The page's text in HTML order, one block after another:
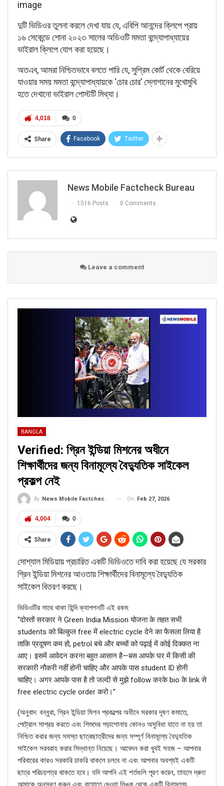
image
দুটি ভিডিওর তুলনা করলে দেখা যায় যে, এবিপি আনন্দের ক্লিপে প্রায়
১৬ সেকেন্ডে শোনা ২০২৩ সালের অডিওটি মমতা বন্দ্যোপাধ্যায়ের
ভাইরাল ক্লিপে যোগ করা হয়েছে।
অতএব, আমরা নিশ্চিতভাবে বলতে পারি যে, সুপ্রিম কোর্ট থেকে বেরিয়ে
যাওয়ার সময় মমতা বন্দ্যোপাধ্যায়কে ‘চোর চোর’ স্লোগানের মুখোমুখি
হতে দেখানো ভাইরাল পোস্টটি মিথ্যা।
0
4,018
Share Facebook Twitter
News Mobile Factcheck Bureau
1516 Posts 0 Comments
Leave a comment
BANGLA
Verified: গ্রিন ইন্ডিয়া মিশনের অধীনে
শিক্ষার্থীদের জন্য বিনামূল্যে বৈদ্যুতিক সাইকেল
প্রকল্প নেই
By News Mobile Factcheck Bureau On Feb 27, 2026
0
4,004
Share
সোশ্যাল মিডিয়ায় প্রচারিত একটি ভিডিওতে দাবি করা হয়েছে যে সরকার
গ্রিন ইন্ডিয়া মিশনের আওতায় শিক্ষার্থীদের বিনামূল্যে বৈদ্যুতিক
সাইকেল বিতরণ করছে।
ভিডিওটির সাথে থাকা হিন্দি ক্যাপশনটি এই রকম:
“दोस्तों सरकार ने Green India Mission योजना के तहत सभी
students को बिल्कुल free में electric cycle देने का फैसला लिया है
ताकि प्रदूषण कम हो, petrol बचे और बच्चों को पढ़ाई में कोई दिक्कत ना
आए। इसमें आवेदन करना बहुत आसान है—बस आपके घर में किसी की
सरकारी नौकरी नहीं होनी चाहिए और आपके पास student ID होनी
चाहिए। अगर आपके पास है तो जल्दी से मुझे follow करके bio के link से
free electric cycle order करो।”
(‌অনুবাদ: বন্ধুরা, গ্রিন ইন্ডিয়া মিশন প্রকল্পের অধীনে সরকার দূষণ কমাতে,
পেট্রোল সাশ্রয় করতে এবং শিশুদের পড়াশোনায় কোনও অসুবিধা যাতে না হয় তা
নিশ্চিত করার জন্য সমস্ত ছাত্রছাত্রীদের জন্য সম্পূর্ণ বিনামূল্যে বৈদ্যুতিক
সাইকেল সরবরাহ করার সিদ্ধান্ত নিয়েছে। আবেদন করা খুবই সহজ – আপনার
পরিবারের কারও সরকারি চাকরি থাকলে চলবে না এবং আপনার অবশ্যই একটি
ছাত্র পরিচয়পত্র থাকতে হবে। যদি আপনি এই শর্তগুলি পূরণ করেন, তাহলে দ্রুত